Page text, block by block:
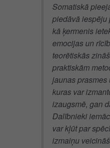
Somatiskā
piedāvā iespēju
kā ķermenis
emocijas un
teorētiskās
praktiskām
jaunas
kuras var
izaugsmē, gan
Dalībnieki
var kļūt par
izmaiņu